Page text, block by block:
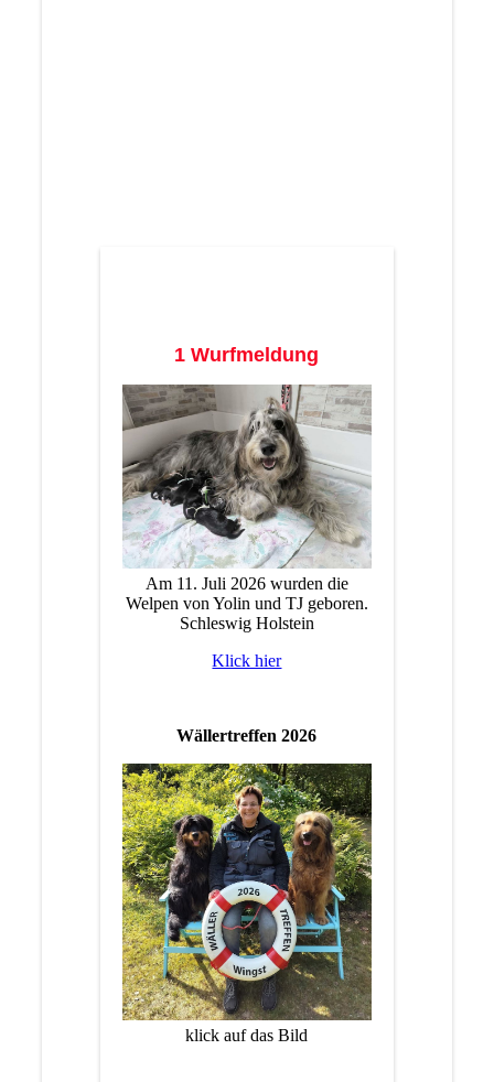
1 Wurfmeldung
Am 11. Juli 2026 wurden die
Welpen von Yolin und TJ geboren.
Schleswig Holstein
Klick hier
Wällertreffen 2026
klick auf das Bild